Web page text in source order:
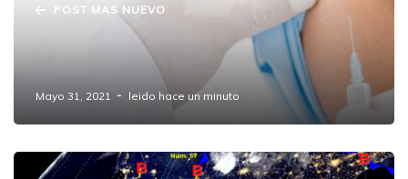
POST MAS NUEVO
Panorama Alentador: disminuyen casos de
#COVID19 en Puebla.
Mayo 31, 2021 leido hace un minuto